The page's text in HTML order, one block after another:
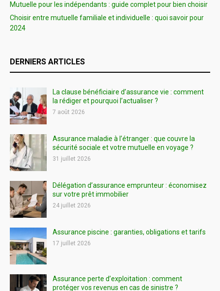
Mutuelle pour les indépendants : guide complet pour bien choisir
Choisir entre mutuelle familiale et individuelle : quoi savoir pour
2024
DERNIERS ARTICLES
La clause bénéficiaire d’assurance vie : comment
la rédiger et pourquoi l’actualiser ?
7 août 2026
Assurance maladie à l’étranger : que couvre la
sécurité sociale et votre mutuelle en voyage ?
31 juillet 2026
Délégation d’assurance emprunteur : économisez
sur votre prêt immobilier
24 juillet 2026
Assurance piscine : garanties, obligations et tarifs
17 juillet 2026
Assurance perte d’exploitation : comment
protéger vos revenus en cas de sinistre ?